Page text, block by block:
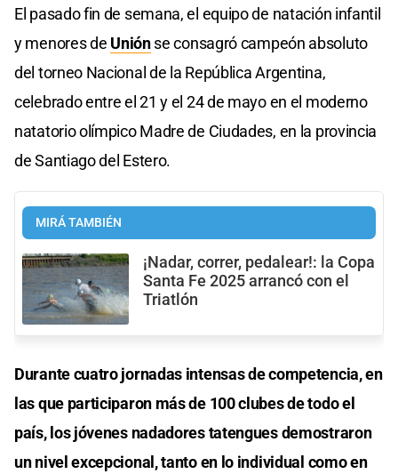
El pasado fin de semana, el equipo de natación infantil
y menores de Uniónse consagró campeón absoluto
del torneo Nacional de la República Argentina,
celebrado entre el 21 y el 24 de mayo en el moderno
natatorio olímpico Madre de Ciudades, en la provincia
de Santiago del Estero.
MIRÁ TAMBIÉN
¡Nadar, correr, pedalear!: la Copa
Santa Fe 2025 arrancó con el
Triatlón
Durante cuatro jornadas intensas de competencia, en
las que participaron más de 100 clubes de todo el
país, los jóvenes nadadores tatengues demostraron
un nivel excepcional, tanto en lo individual como en